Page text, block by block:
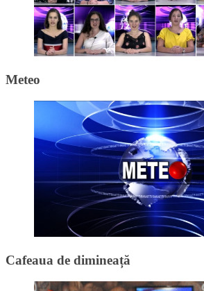
Meteo
Cafeaua de dimineață